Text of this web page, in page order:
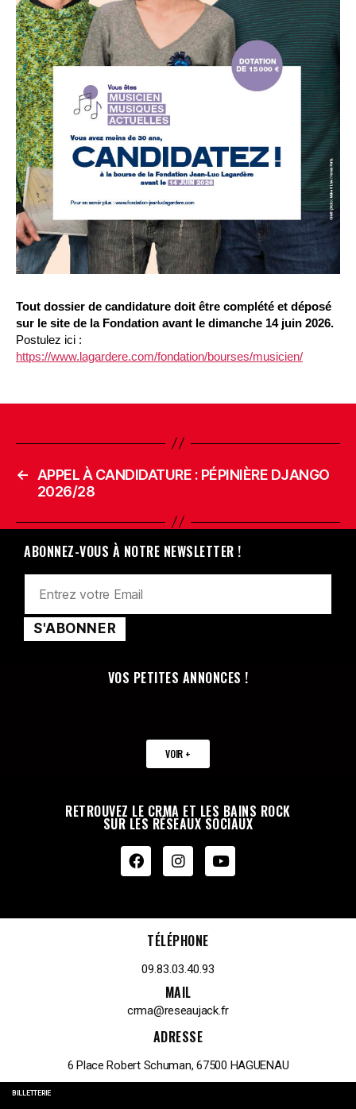
Tout dossier de candidature doit être complété et déposé
sur le site de la Fondation avant le dimanche 14 juin 2026.
Postulez ici :
https://www.lagardere.com/fondation/bourses/musicien/
← APPEL À CANDIDATURE : PÉPINIÈRE DJANGO
2026/28
ABONNEZ-VOUS À NOTRE NEWSLETTER !
VOS PETITES ANNONCES !
VOIR +
RETROUVEZ LE CRMA ET LES BAINS ROCK
SUR LES RÉSEAUX SOCIAUX
TÉLÉPHONE
09.83.03.40.93
MAIL
crma@reseaujack.fr
ADRESSE
6 Place Robert Schuman, 67500 HAGUENAU
BILLETTERIE